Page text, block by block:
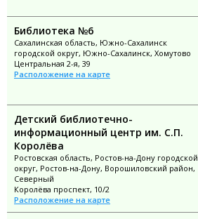
Библиотека №6
Сахалинская область, Южно-Сахалинск
городской округ, Южно-Сахалинск, Хомутово
Центральная 2-я, 39
Расположение на карте
Детский библиотечно-
информационный центр им. С.П.
Королёва
Ростовская область, Ростов-на-Дону городской
округ, Ростов-на-Дону, Ворошиловский район,
Северный
Королёва проспект, 10/2
Расположение на карте